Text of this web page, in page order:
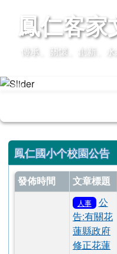
導覽列
上中區域內容
鳳仁國小个校園公告